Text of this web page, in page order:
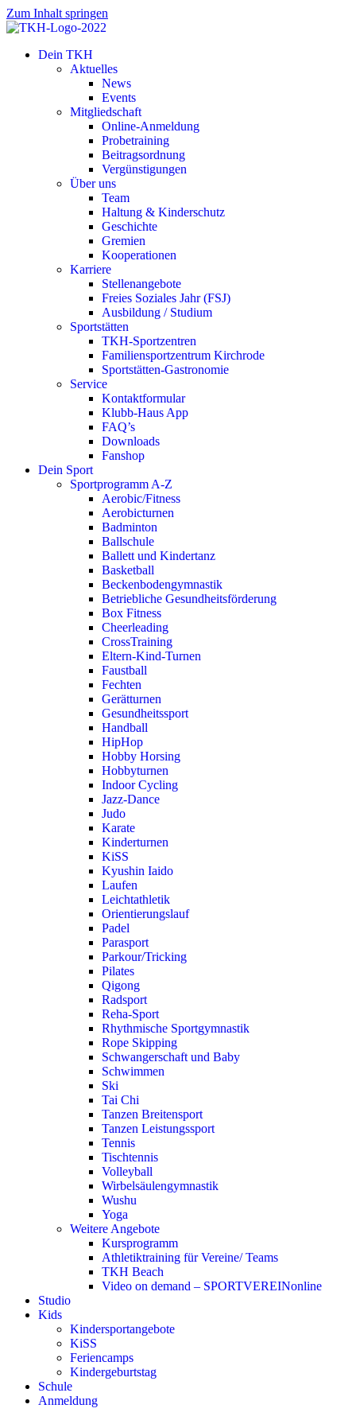
Zum Inhalt springen
Dein TKH
Aktuelles
News
Events
Mitgliedschaft
Online-Anmeldung
Probetraining
Beitragsordnung
Vergünstigungen
Über uns
Team
Haltung & Kinderschutz
Geschichte
Gremien
Kooperationen
Karriere
Stellenangebote
Freies Soziales Jahr (FSJ)
Ausbildung / Studium
Sportstätten
TKH-Sportzentren
Familiensportzentrum Kirchrode
Sportstätten-Gastronomie
Service
Kontaktformular
Klubb-Haus App
FAQ’s
Downloads
Fanshop
Dein Sport
Sportprogramm A-Z
Aerobic/Fitness
Aerobicturnen
Badminton
Ballschule
Ballett und Kindertanz
Basketball
Beckenbodengymnastik
Betriebliche Gesundheitsförderung
Box Fitness
Cheerleading
CrossTraining
Eltern-Kind-Turnen
Faustball
Fechten
Gerätturnen
Gesundheitssport
Handball
HipHop
Hobby Horsing
Hobbyturnen
Indoor Cycling
Jazz-Dance
Judo
Karate
Kinderturnen
KiSS
Kyushin Iaido
Laufen
Leichtathletik
Orientierungslauf
Padel
Parasport
Parkour/Tricking
Pilates
Qigong
Radsport
Reha-Sport
Rhythmische Sportgymnastik
Rope Skipping
Schwangerschaft und Baby
Schwimmen
Ski
Tai Chi
Tanzen Breitensport
Tanzen Leistungssport
Tennis
Tischtennis
Volleyball
Wirbelsäulengymnastik
Wushu
Yoga
Weitere Angebote
Kursprogramm
Athletiktraining für Vereine/ Teams
TKH Beach
Video on demand – SPORTVEREINonline
Studio
Kids
Kindersportangebote
KiSS
Feriencamps
Kindergeburtstag
Schule
Anmeldung